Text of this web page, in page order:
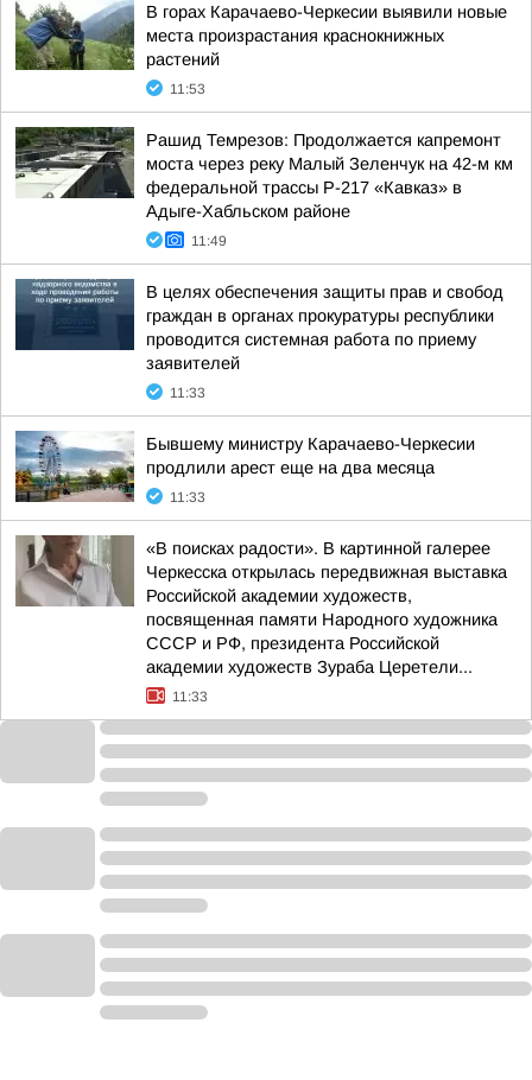
В горах Карачаево-Черкесии выявили новые
места произрастания краснокнижных
растений
11:53
Рашид Темрезов: Продолжается капремонт
моста через реку Малый Зеленчук на 42-м км
федеральной трассы Р-217 «Кавказ» в
Адыге-Хабльском районе
11:49
В целях обеспечения защиты прав и свобод
граждан в органах прокуратуры республики
проводится системная работа по приему
заявителей
11:33
Бывшему министру Карачаево-Черкесии
продлили арест еще на два месяца
11:33
«В поисках радости». В картинной галерее
Черкесска открылась передвижная выставка
Российской академии художеств,
посвященная памяти Народного художника
СССР и РФ, президента Российской
академии художеств Зураба Церетели...
11:33